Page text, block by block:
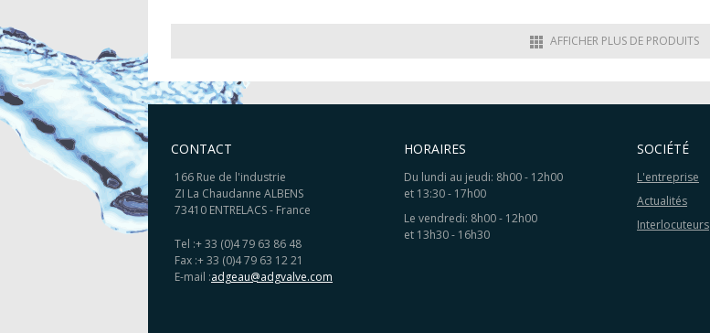
AFFICHER PLUS DE PRODUITS
CONTACT
166 Rue de l'industrie
ZI La Chaudanne ALBENS
73410 ENTRELACS - France
Tel :+ 33 (0)4 79 63 86 48
Fax :+ 33 (0)4 79 63 12 21
E-mail :adgeau@adgvalve.com
HORAIRES
Du lundi au jeudi: 8h00 - 12h00
et 13:30 - 17h00
Le vendredi: 8h00 - 12h00
et 13h30 - 16h30
SOCIÉTÉ
L'entreprise
Actualités
Interlocuteurs